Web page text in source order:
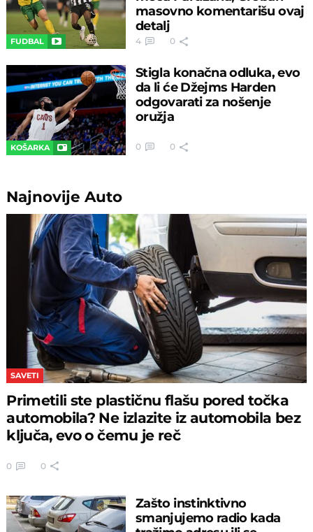
FUDBAL
masovno komentarišu ovaj
detalj
4 0
KOŠARKA
Stigla konačna odluka, evo
da li će Džejms Harden
odgovarati za nošenje
oružja
0 0
NajnovijeAuto
SAVETI
Primetili ste plastičnu flašu pored točka
automobila? Ne izlazite iz automobila bez
ključa, evo o čemu je reč
0 0
Zašto instinktivno
smanjujemo radio kada